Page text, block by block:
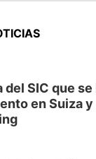
del SIC que
en Suiza